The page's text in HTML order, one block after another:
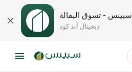
سبينس - تسوق البقالة
ديجيتال آند كود